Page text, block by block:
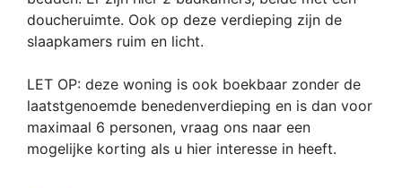
doucheruimte. Ook op deze verdieping zijn de
slaapkamers ruim en licht.
LET OP: deze woning is ook boekbaar zonder de
laatstgenoemde benedenverdieping en is dan voor
maximaal 6 personen, vraag ons naar een
mogelijke korting als u hier interesse in heeft.